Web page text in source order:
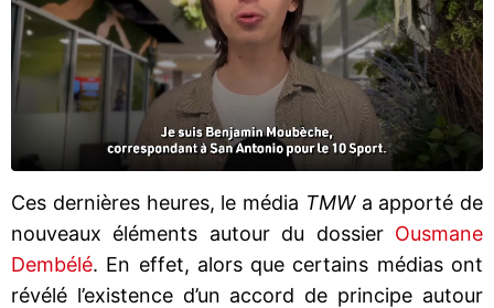
Ces dernières heures, le média TMWa apporté de
nouveaux éléments autour du dossier Ousmane
Dembélé. En effet, alors que certains médias ont
révélé l’existence d’un accord de principe autour